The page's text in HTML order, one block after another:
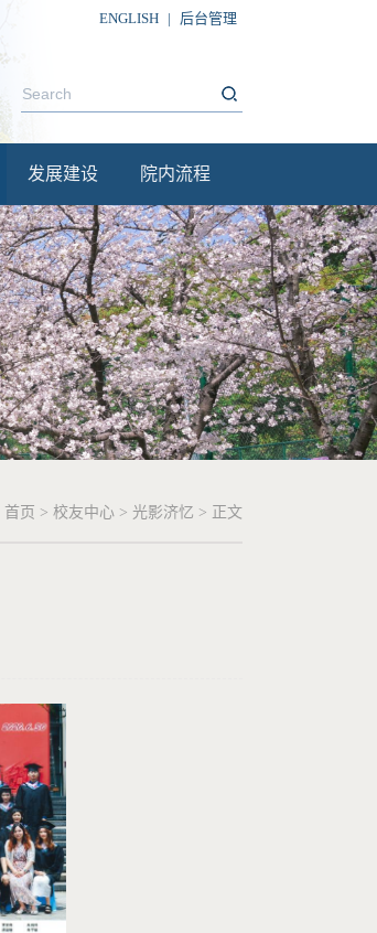
ENGLISH | 后台管理
发展建设 院内流程
首页 > 校友中心 > 光影济忆 > 正文